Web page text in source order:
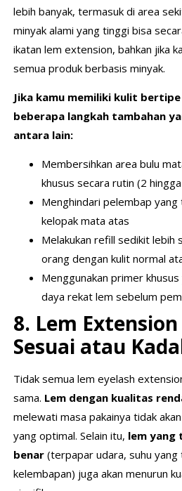
lebih banyak, termasuk di area
minyak alami yang tinggi bisa
ikatan lem extension, bahkan jika
semua produk berbasis minyak.
Jika kamu memiliki kulit
beberapa langkah tambahan
antara lain:
Membersihkan area bulu
khusus secara rutin (2
Menghindari pelembap yang
kelopak mata atas
Melakukan refill sedikit lebih
orang dengan kulit normal
Menggunakan primer
daya rekat lem sebelum
8. Lem
Sesuai atau
Tidak semua lem eyelash
sama. Lem dengan kualitas
melewati masa pakainya tidak
yang optimal. Selain itu, lem yang
benar(terpapar udara, suhu yang
kelembapan) juga akan menurun